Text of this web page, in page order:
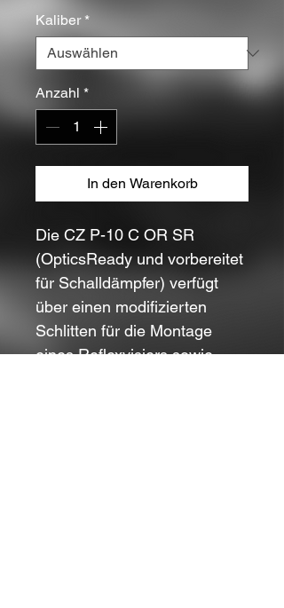
Kaliber *
Anzahl *
In den Warenkorb
Die CZ P-10 C OR SR
(OpticsReady und vorbereitet
für Schalldämpfer) verfügt
über einen modifizierten
Schlitten für die Montage
eines Reflexvisiers sowie